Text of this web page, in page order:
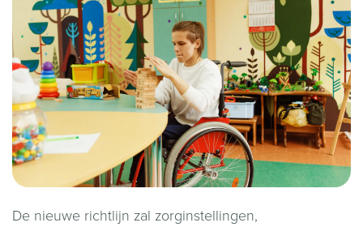
De nieuwe richtlijn zal zorginstellingen,